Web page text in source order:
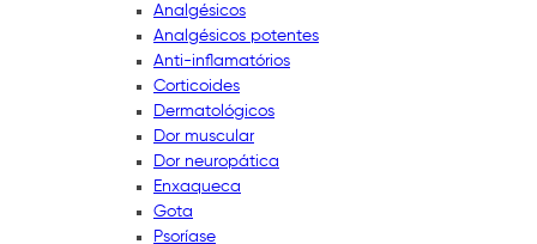
Analgésicos
Analgésicos potentes
Anti-inflamatórios
Corticoides
Dermatológicos
Dor muscular
Dor neuropática
Enxaqueca
Gota
Psoríase